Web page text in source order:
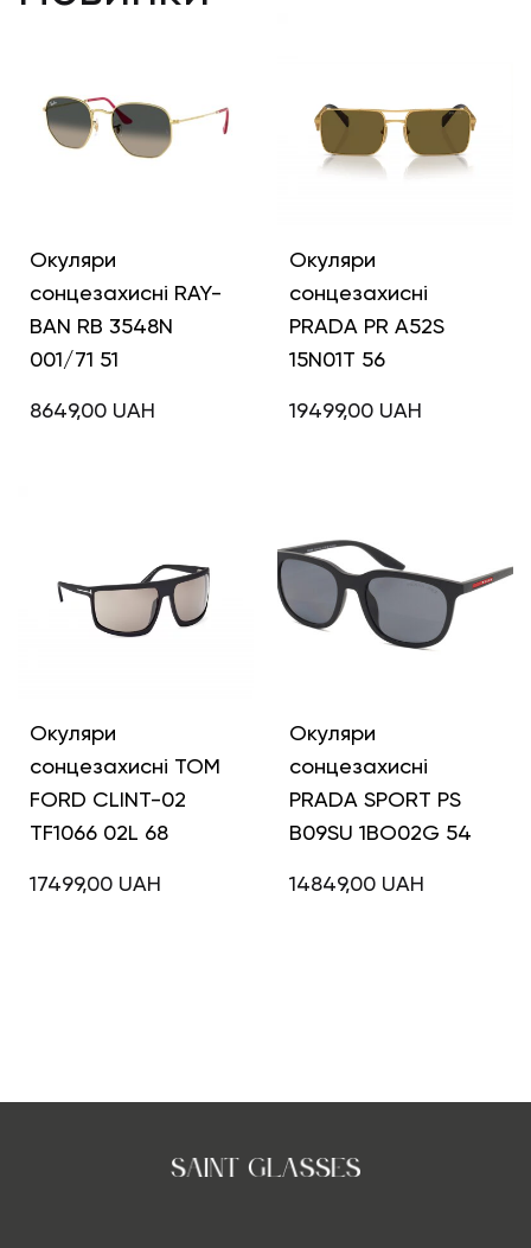
Окуляри
сонцезахисні RAY-
BAN RB 3548N
001/71 51
8649,00 UAH
Окуляри
сонцезахисні
PRADA PR A52S
15N01T 56
19499,00 UAH
Окуляри
сонцезахисні TOM
FORD CLINT-02
TF1066 02L 68
17499,00 UAH
Окуляри
сонцезахисні
PRADA SPORT PS
B09SU 1BO02G 54
14849,00 UAH